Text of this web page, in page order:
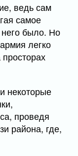
ведь сам
самое
него было. Но
легко
просторах
некоторые
проведя
района, где,